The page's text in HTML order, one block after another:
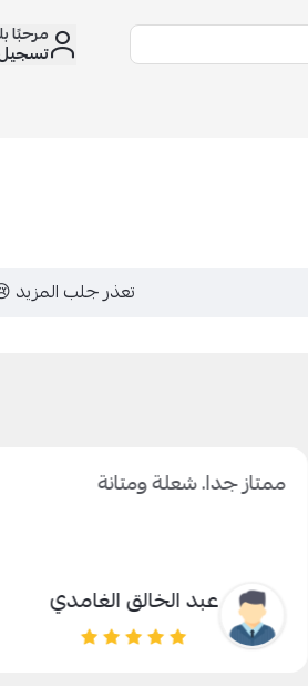
مرحبًا
تعذر جلب المزيد
ممتاز جدا. شعلة ومتانة
عبد الخالق الغامدي